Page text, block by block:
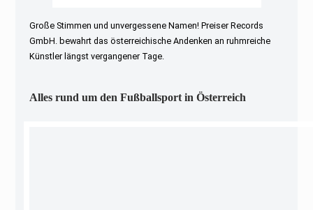
Große Stimmen und unvergessene Namen! Preiser Records
GmbH. bewahrt das österreichische Andenken an ruhmreiche
Künstler längst vergangener Tage.
Alles rund um den Fußballsport in Österreich